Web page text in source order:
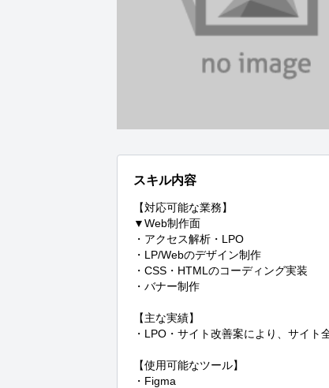
スキル内容
【対応可能な業務】
▼Web制作面
・アクセス解析・LPO
・LP/Webのデザイン制作
・CSS・HTMLのコーディング実装
・バナー制作
【主な実績】
・LPO・サイト改善案により、サイト
【使用可能なツール】
・Figma